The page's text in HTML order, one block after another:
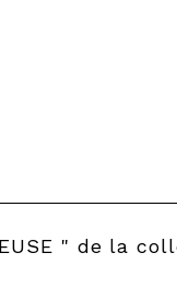
" de la